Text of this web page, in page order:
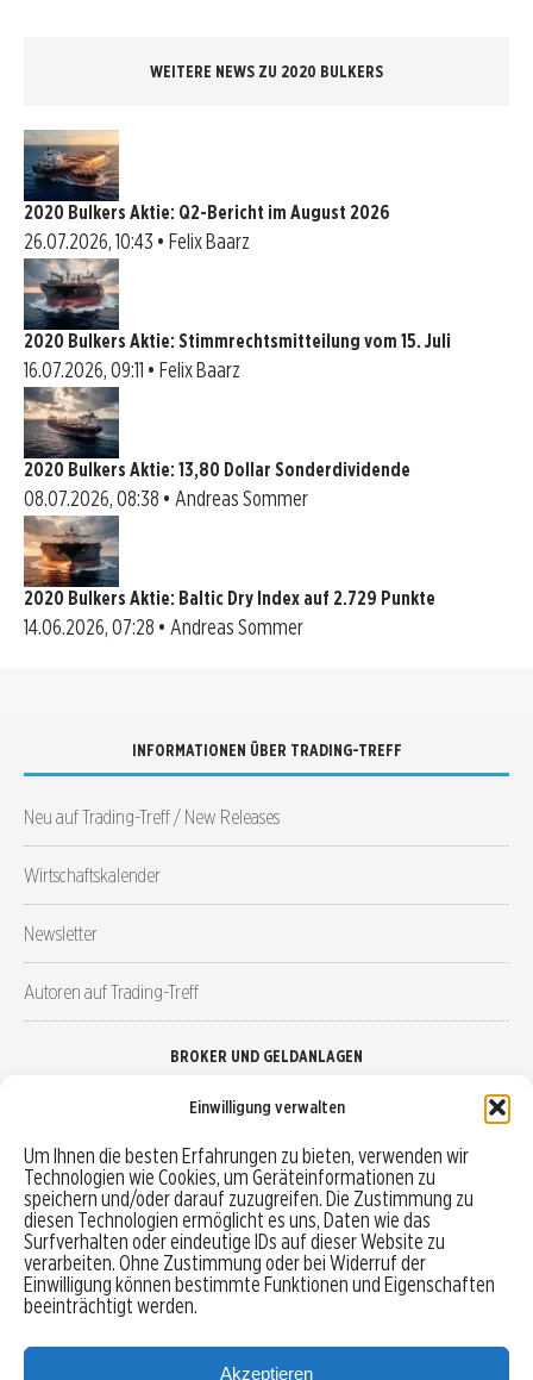
Einwilligung verwalten
Um Ihnen die besten Erfahrungen zu bieten, verwenden wir
Technologien wie Cookies, um Geräteinformationen zu
speichern und/oder darauf zuzugreifen. Die Zustimmung zu
diesen Technologien ermöglicht es uns, Daten wie das
Surfverhalten oder eindeutige IDs auf dieser Website zu
verarbeiten. Ohne Zustimmung oder bei Widerruf der
Einwilligung können bestimmte Funktionen und Eigenschaften
beeinträchtigt werden.
Akzeptieren
WEITERE NEWS ZU 2020 BULKERS
2020 Bulkers Aktie: Q2-Bericht im August 2026
26.07.2026, 10:43 • Felix Baarz
2020 Bulkers Aktie: Stimmrechtsmitteilung vom 15. Juli
16.07.2026, 09:11 • Felix Baarz
2020 Bulkers Aktie: 13,80 Dollar Sonderdividende
08.07.2026, 08:38 • Andreas Sommer
2020 Bulkers Aktie: Baltic Dry Index auf 2.729 Punkte
14.06.2026, 07:28 • Andreas Sommer
INFORMATIONEN ÜBER TRADING-TREFF
Neu auf Trading-Treff / New Releases
Wirtschaftskalender
Newsletter
Autoren auf Trading-Treff
BROKER UND GELDANLAGEN
Robo-Advisor vergleichen
Depotvergleich
Festgeld vergleichen
Tagesgeld vergleichen